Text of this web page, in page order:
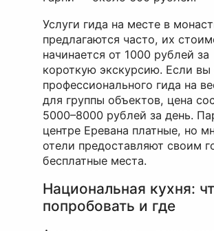
Услуги гида на месте в
предлагаются часто, их
начинается от 1000 рублей за
короткую экскурсию. Если вы
профессионального гида на
для группы объектов, цена
5000–8000 рублей за день.
центре Еревана платные, но
отели предоставляют своим
бесплатные места.
Национальная кухня:
попробовать и где